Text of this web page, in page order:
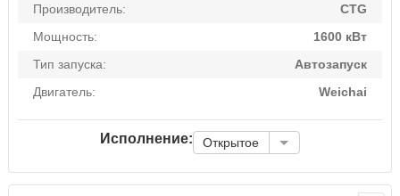
Производитель:
CTG
Мощность:
1600 кВт
Тип запуска:
Автозапуск
Двигатель:
Weichai
Исполнение: Открытое